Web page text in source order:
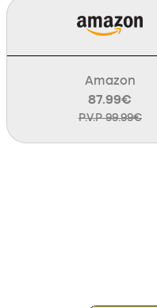
Amazon
87.99€
P.V.P 99.99€